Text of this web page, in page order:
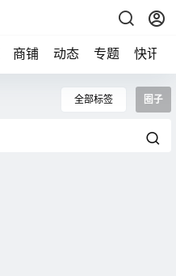
商铺 动态 专题 快讯
全部标签 圈子